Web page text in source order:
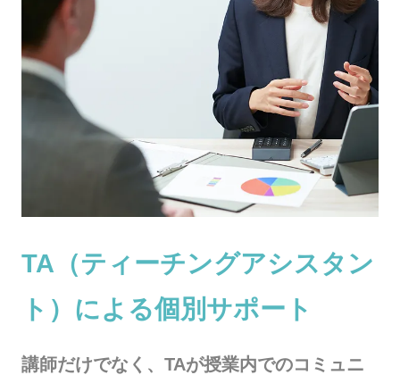
TA（ティーチングアシスタン
ト）による個別サポート
講師だけでなく、TAが授業内でのコミュニ